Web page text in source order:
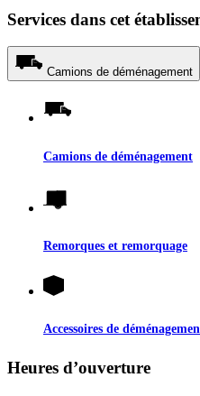
Services dans cet
Camions de déménagement
Camions de déménagement
Remorques et remorquage
Accessoires de
Heures d’ouverture